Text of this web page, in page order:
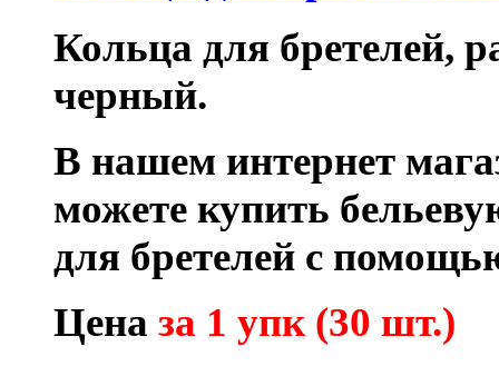
Кольца для бретелей,
черный.
В нашем интернет
можете купить
для бретелей с
Цена за 1 упк (30 шт.)